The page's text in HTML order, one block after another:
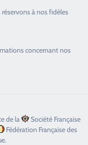
à nos fidèles
concernant nos
de la
Société Française
Fédération Française des